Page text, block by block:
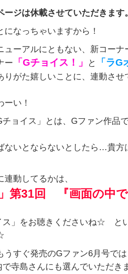
ジは休載させていただきます
になっちゃいますから！
ューアルにともない、新コーナ
ー 「Gチョイス！」 と 「ラG
りがた嬉しいことに、連動さ
い！
チョイス」とは、Gファン作品
ないとならないとしたら…貴方
連動してるかは、
」第31回 『画面の中
ス」をお聴きくださいね☆ と
うすぐ発売のGファン6月号で
で寺島さんにも選んでいただき